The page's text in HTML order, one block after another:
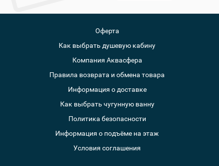
Оферта
Как выбрать душевую кабину
Компания Аквасфера
Правила возврата и обмена товара
Информация о доставке
Как выбрать чугунную ванну
Политика безопасности
Информация о подъёме на этаж
Условия соглашения